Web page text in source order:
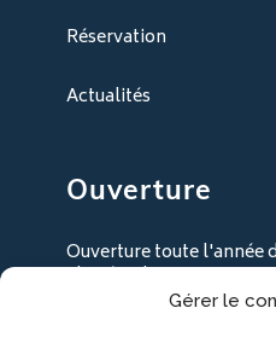
Gérer le
Réservation
Actualités
Ouverture
Ouverture toute l'année
9h30 à 18h30